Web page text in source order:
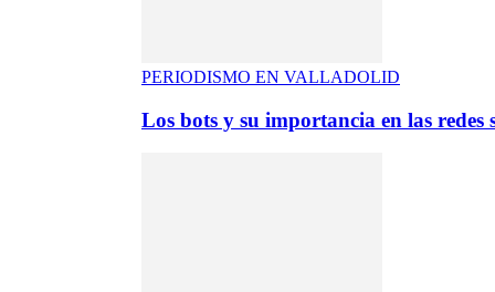
PERIODISMO EN VALLADOLID
Los bots y su importancia en las redes